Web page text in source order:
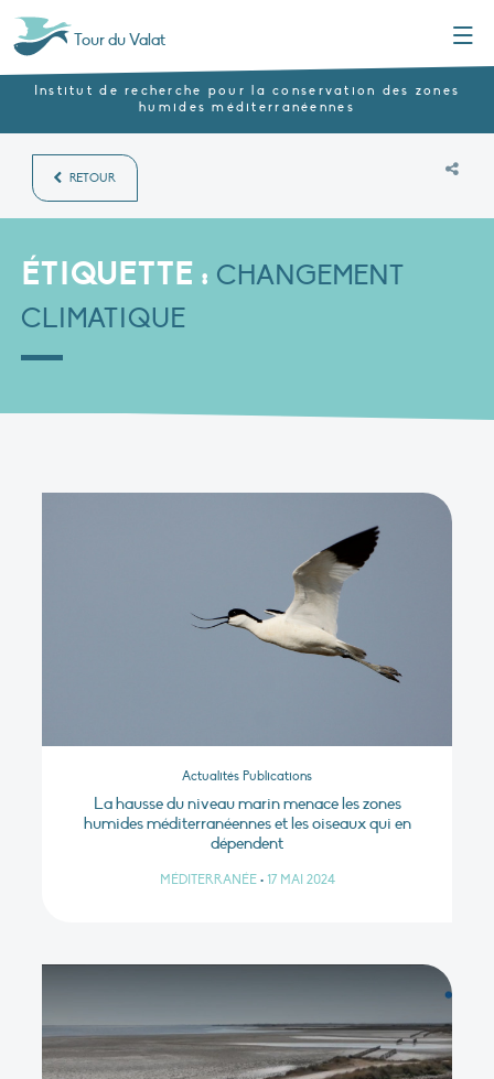
Tour du Valat
Institut de recherche pour la conservation des zones
humides méditerranéennes
RETOUR
ÉTIQUETTE : CHANGEMENT
CLIMATIQUE
Actualités Publications
La hausse du niveau marin menace les zones
humides méditerranéennes et les oiseaux qui en
dépendent
MÉDITERRANÉE • 17 MAI 2024